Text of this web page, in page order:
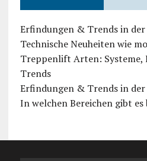
Erfindungen & Trends in
Technische Neuheiten wie
Treppenlift Arten: Systeme,
Trends
Erfindungen & Trends in
In welchen Bereichen gibt